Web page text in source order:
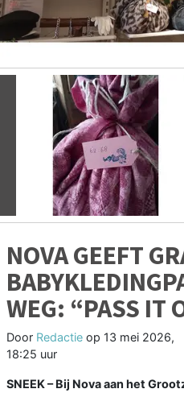
NOVA GEEFT
WEG: “PASS IT
Door Redactie op 13 mei 2026,
18:25 uur
SNEEK – Bij Nova aan het